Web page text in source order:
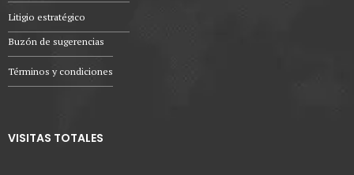
Litigio estratégico
Buzón de sugerencias
Términos y condiciones
VISITAS TOTALES